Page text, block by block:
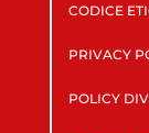
CODICE
PRIVACY
POLICY